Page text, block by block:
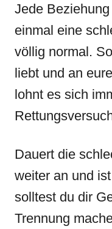
Jede
einmal eine
völlig normal.
liebt und an
lohnt es sich
Dauert die
weiter an und
solltest du dir
Trennung